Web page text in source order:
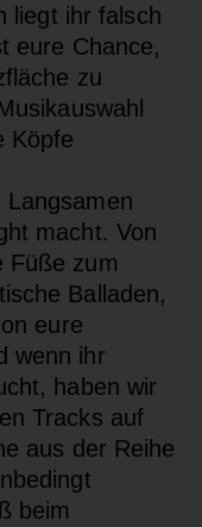
liegt ihr falsch
eure Chance,
zu
Köpfe
macht. Von
Füße zum
Balladen,
eure
wenn ihr
haben wir
Tracks auf
aus der Reihe
beim